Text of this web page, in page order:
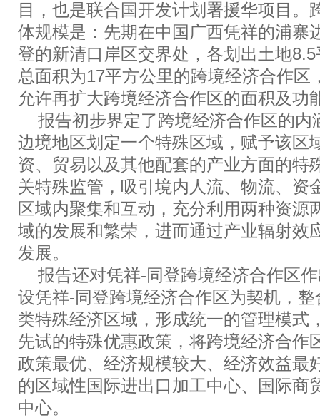
目，也是联合国开发计划署援华项目。
体规模是：先期在中国广西凭祥的浦寨
登的新清口岸区交界处，各划出土地
总面积为17平方公里的跨境经济合作区
允许再扩大跨境经济合作区的面积及功
报告初步界定了跨境经济合作区的内
边境地区划定一个特殊区域，赋予该区
资、贸易以及其他配套的产业方面的特
关特殊监管，吸引境内人流、物流、资
区域内聚集和互动，充分利用两种资源
域的发展和繁荣，进而通过产业辐射效
发展。
报告还对凭祥-同登跨境经济合作区
设凭祥-同登跨境经济合作区为契机，
类特殊经济区域，形成统一的管理模式
先试的特殊优惠政策，将跨境经济合作
政策最优、经济规模较大、经济效益最
的区域性国际进出口加工中心、国际商
中心。